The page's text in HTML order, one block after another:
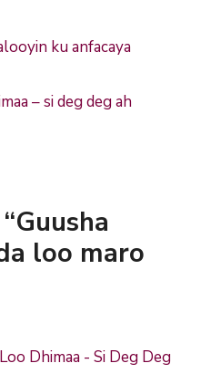
ku anfacaya
– si deg deg ah
loo maro
Dhimaa - Si Deg Deg